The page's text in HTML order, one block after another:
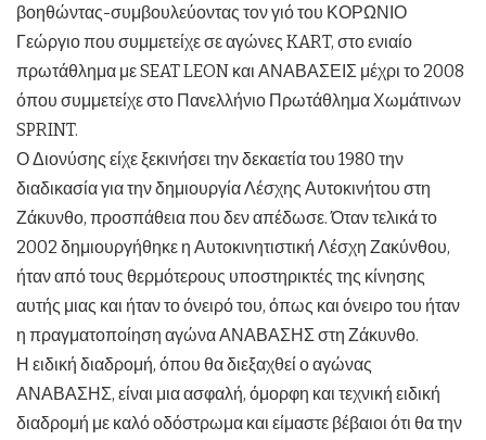
βοηθώντας-συμβουλεύοντας τον γιό του ΚΟΡΩΝΙΟ
Γεώργιο που συμμετείχε σε αγώνες KART, στο ενιαίο
πρωτάθλημα με SEAT LEON και ΑΝΑΒΑΣΕΙΣ μέχρι το 2008
όπου συμμετείχε στο Πανελλήνιο Πρωτάθλημα Χωμάτινων
SPRINT.
Ο Διονύσης είχε ξεκινήσει την δεκαετία του 1980 την
διαδικασία για την δημιουργία Λέσχης Αυτοκινήτου στη
Ζάκυνθο, προσπάθεια που δεν απέδωσε. Όταν τελικά το
2002 δημιουργήθηκε η Αυτοκινητιστική Λέσχη Ζακύνθου,
ήταν από τους θερμότερους υποστηρικτές της κίνησης
αυτής μιας και ήταν το όνειρό του, όπως και όνειρο του ήταν
η πραγματοποίηση αγώνα ΑΝΑΒΑΣΗΣ στη Ζάκυνθο.
Η ειδική διαδρομή, όπου θα διεξαχθεί ο αγώνας
ΑΝΑΒΑΣΗΣ, είναι μια ασφαλή, όμορφη και τεχνική ειδική
διαδρομή με καλό οδόστρωμα και είμαστε βέβαιοι ότι θα την